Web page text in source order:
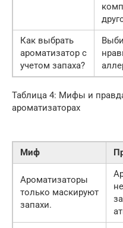
Как выбрать
ароматизатор с
учетом запаха?
Таблица 4: Мифы и
ароматизаторах
Миф
Ароматизаторы
только маскируют
запахи.